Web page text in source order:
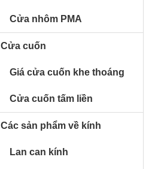
Cửa nhôm PMA
Cửa cuốn
Giá cửa cuốn khe thoáng
Cửa cuốn tấm liền
Các sản phẩm về kính
Lan can kính